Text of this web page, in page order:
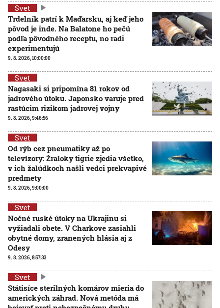
Svet
Trdelník patrí k Maďarsku, aj keď jeho
pôvod je inde. Na Balatone ho pečú
podľa pôvodného receptu, no radi
experimentujú
9. 8. 2026, 10:00:00
Svet
Nagasaki si pripomína 81 rokov od
jadrového útoku. Japonsko varuje pred
rastúcim rizikom jadrovej vojny
9. 8. 2026, 9:46:56
Svet
Od rýb cez pneumatiky až po
televízory: Žraloky tigrie zjedia všetko,
v ich žalúdkoch našli vedci prekvapivé
predmety
9. 8. 2026, 9:00:00
Svet
Nočné ruské útoky na Ukrajinu si
vyžiadali obete. V Charkove zasiahli
obytné domy, zranených hlásia aj z
Odesy
9. 8. 2026, 8:57:33
Svet
Státisíce sterilných komárov mieria do
amerických záhrad. Nová metóda má